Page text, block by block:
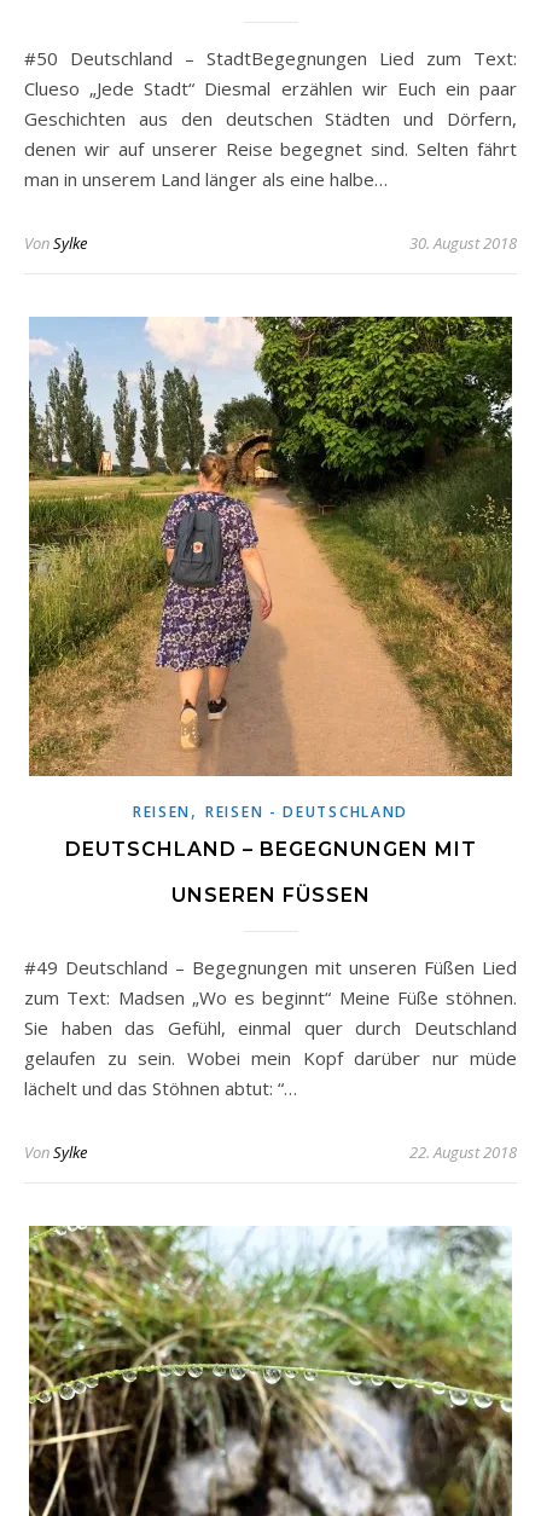
#50 Deutschland – StadtBegegnungen Lied zum Text:
Clueso „Jede Stadt“ Diesmal erzählen wir Euch ein paar
Geschichten aus den deutschen Städten und Dörfern,
denen wir auf unserer Reise begegnet sind. Selten fährt
man in unserem Land länger als eine halbe…
VonSylke 30. August 2018
REISEN,REISEN - DEUTSCHLAND
DEUTSCHLAND – BEGEGNUNGEN MIT
UNSEREN FÜSSEN
#49 Deutschland – Begegnungen mit unseren Füßen Lied
zum Text: Madsen „Wo es beginnt“ Meine Füße stöhnen.
Sie haben das Gefühl, einmal quer durch Deutschland
gelaufen zu sein. Wobei mein Kopf darüber nur müde
lächelt und das Stöhnen abtut: “…
VonSylke 22. August 2018